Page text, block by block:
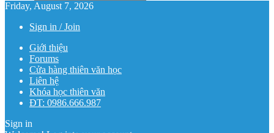
Friday, August 7, 2026
Sign in / Join
Giới thiệu
Forums
Cửa hàng thiên văn học
Liên hệ
Khóa học thiên văn
ĐT: 0986.666.987
Sign in